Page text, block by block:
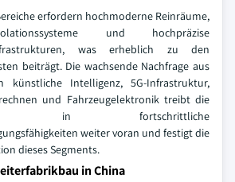
erfordern hochmoderne Reinräume,
und hochpräzise
was erheblich zu den
beiträgt. Die wachsende Nachfrage aus
künstliche Intelligenz, 5G-Infrastruktur,
und Fahrzeugelektronik treibt die
in fortschrittliche
weiter voran und festigt die
dieses Segments.
in China